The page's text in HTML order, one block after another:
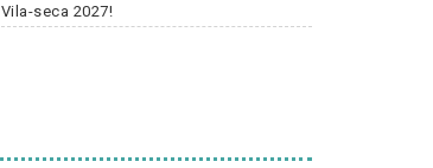
Vila-seca 2027!